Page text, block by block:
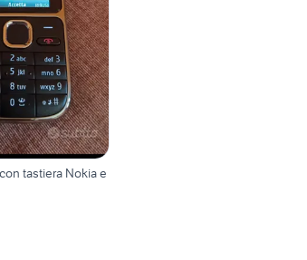
tastiera Nokia e